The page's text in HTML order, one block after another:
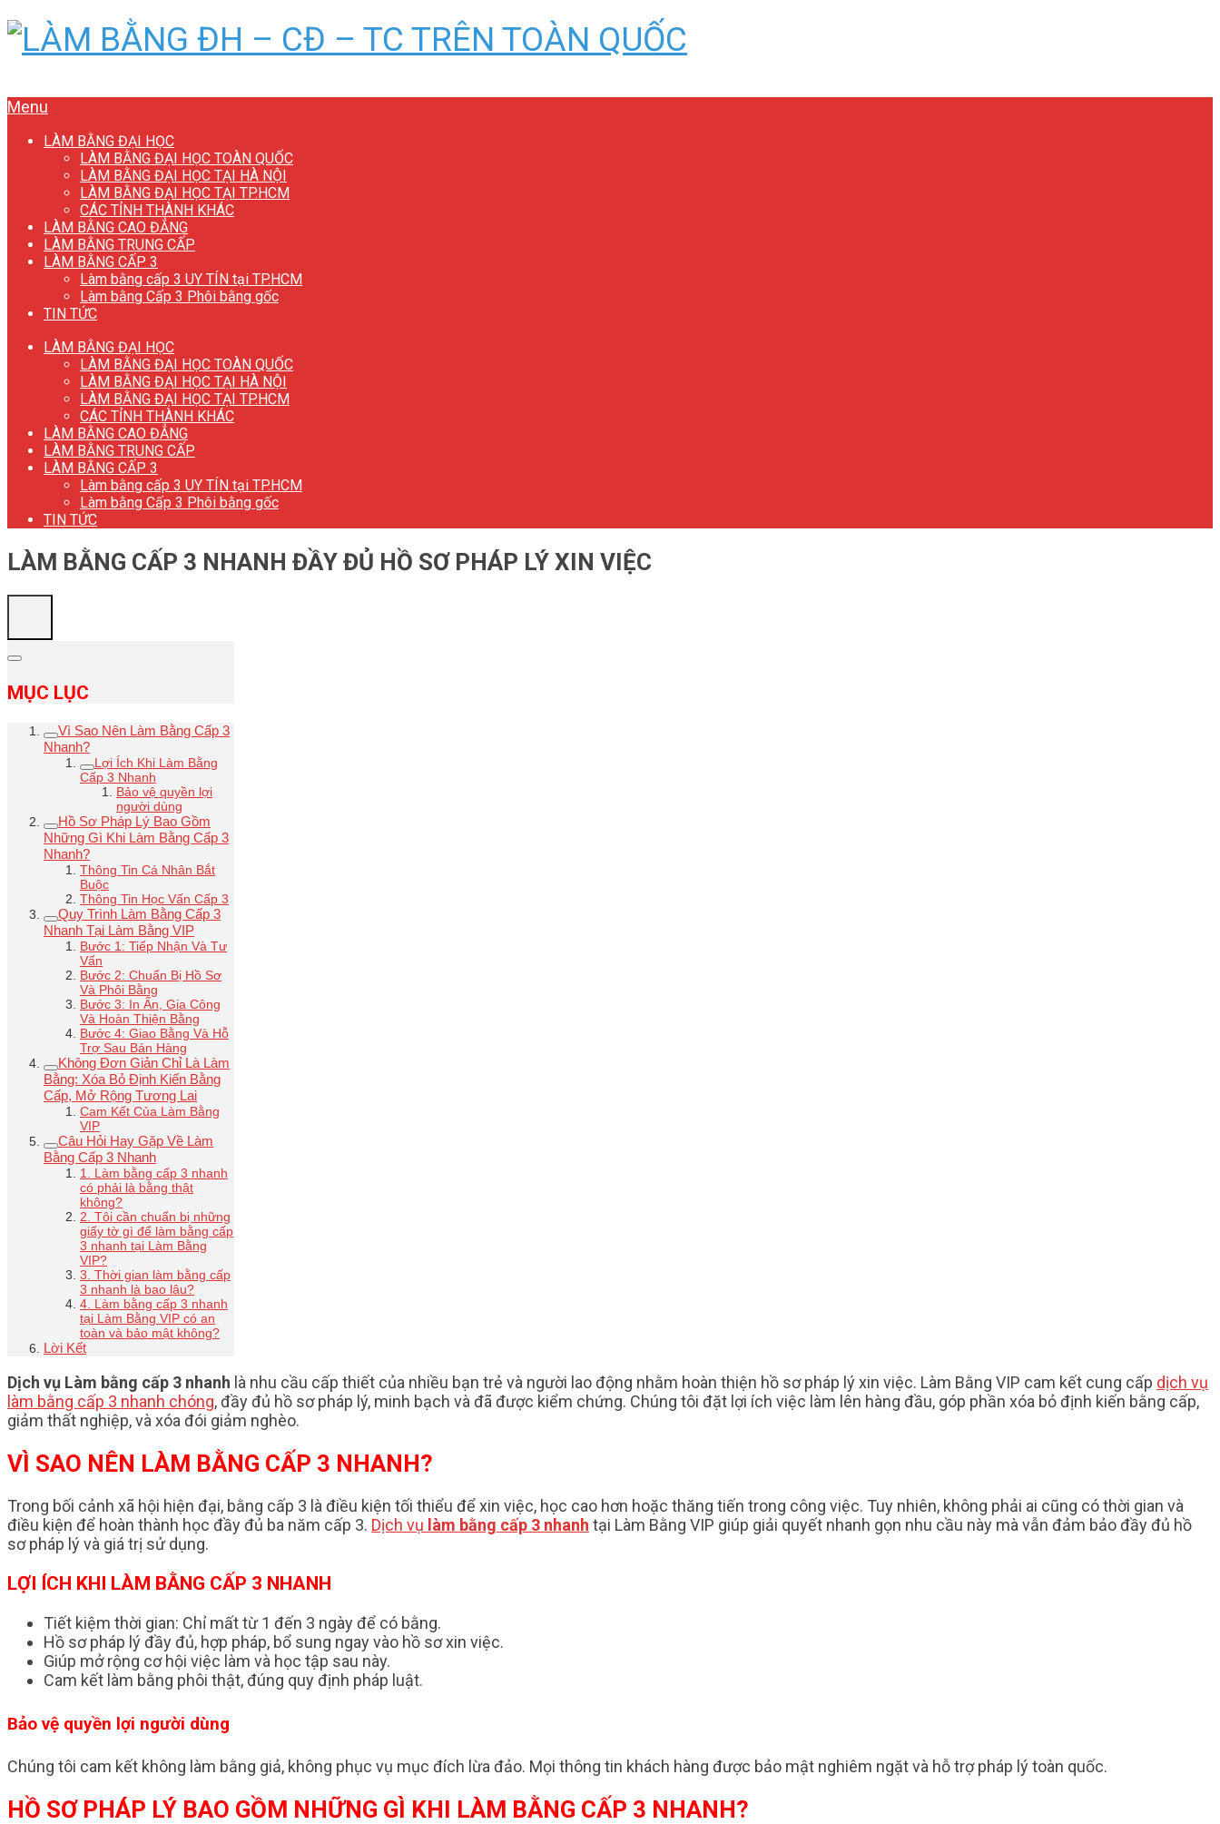
Menu
LÀM BẰNG ĐẠI HỌC
LÀM BẰNG ĐẠI HỌC TOÀN QUỐC
LÀM BẰNG ĐẠI HỌC TẠI HÀ NỘI
LÀM BẰNG ĐẠI HỌC TẠI TP.HCM
CÁC TỈNH THÀNH KHÁC
LÀM BẰNG CAO ĐẲNG
LÀM BẰNG TRUNG CẤP
LÀM BẰNG CẤP 3
Làm bằng cấp 3 UY TÍN tại TP.HCM
Làm bằng Cấp 3 Phôi bằng gốc
TIN TỨC
LÀM BẰNG ĐẠI HỌC
LÀM BẰNG ĐẠI HỌC TOÀN QUỐC
LÀM BẰNG ĐẠI HỌC TẠI HÀ NỘI
LÀM BẰNG ĐẠI HỌC TẠI TP.HCM
CÁC TỈNH THÀNH KHÁC
LÀM BẰNG CAO ĐẲNG
LÀM BẰNG TRUNG CẤP
LÀM BẰNG CẤP 3
Làm bằng cấp 3 UY TÍN tại TP.HCM
Làm bằng Cấp 3 Phôi bằng gốc
TIN TỨC
LÀM BẰNG CẤP 3 NHANH ĐẦY ĐỦ HỒ SƠ PHÁP LÝ XIN VIỆC
MỤC LỤC
Vì Sao Nên Làm Bằng Cấp 3
Nhanh?
Lợi Ích Khi Làm Bằng
Cấp 3 Nhanh
Bảo vệ quyền lợi
người dùng
Hồ Sơ Pháp Lý Bao Gồm
Những Gì Khi Làm Bằng Cấp 3
Nhanh?
Thông Tin Cá Nhân Bắt
Buộc
Thông Tin Học Vấn Cấp 3
Quy Trình Làm Bằng Cấp 3
Nhanh Tại Làm Bằng VIP
Bước 1: Tiếp Nhận Và Tư
Vấn
Bước 2: Chuẩn Bị Hồ Sơ
Và Phôi Bằng
Bước 3: In Ấn, Gia Công
Và Hoàn Thiện Bằng
Bước 4: Giao Bằng Và Hỗ
Trợ Sau Bán Hàng
Không Đơn Giản Chỉ Là Làm
Bằng: Xóa Bỏ Định Kiến Bằng
Cấp, Mở Rộng Tương Lai
Cam Kết Của Làm Bằng
VIP
Câu Hỏi Hay Gặp Về Làm
Bằng Cấp 3 Nhanh
1. Làm bằng cấp 3 nhanh
có phải là bằng thật
không?
2. Tôi cần chuẩn bị những
giấy tờ gì để làm bằng cấp
3 nhanh tại Làm Bằng
VIP?
3. Thời gian làm bằng cấp
3 nhanh là bao lâu?
4. Làm bằng cấp 3 nhanh
tại Làm Bằng VIP có an
toàn và bảo mật không?
Lời Kết
Dịch vụ Làm bằng cấp 3 nhanh là nhu cầu cấp thiết của nhiều bạn trẻ và người lao động nhằm hoàn thiện hồ sơ pháp lý xin việc. Làm Bằng VIP cam kết cung cấp dịch vụ
làm bằng cấp 3 nhanh chóng, đầy đủ hồ sơ pháp lý, minh bạch và đã được kiểm chứng. Chúng tôi đặt lợi ích việc làm lên hàng đầu, góp phần xóa bỏ định kiến bằng cấp,
giảm thất nghiệp, và xóa đói giảm nghèo.
VÌ SAO NÊN LÀM BẰNG CẤP 3 NHANH?
Trong bối cảnh xã hội hiện đại, bằng cấp 3 là điều kiện tối thiểu để xin việc, học cao hơn hoặc thăng tiến trong công việc. Tuy nhiên, không phải ai cũng có thời gian và
điều kiện để hoàn thành học đầy đủ ba năm cấp 3. Dịch vụ làm bằng cấp 3 nhanh tại Làm Bằng VIP giúp giải quyết nhanh gọn nhu cầu này mà vẫn đảm bảo đầy đủ hồ
sơ pháp lý và giá trị sử dụng.
LỢI ÍCH KHI LÀM BẰNG CẤP 3 NHANH
Tiết kiệm thời gian: Chỉ mất từ 1 đến 3 ngày để có bằng.
Hồ sơ pháp lý đầy đủ, hợp pháp, bổ sung ngay vào hồ sơ xin việc.
Giúp mở rộng cơ hội việc làm và học tập sau này.
Cam kết làm bằng phôi thật, đúng quy định pháp luật.
Bảo vệ quyền lợi người dùng
Chúng tôi cam kết không làm bằng giả, không phục vụ mục đích lừa đảo. Mọi thông tin khách hàng được bảo mật nghiêm ngặt và hỗ trợ pháp lý toàn quốc.
HỒ SƠ PHÁP LÝ BAO GỒM NHỮNG GÌ KHI LÀM BẰNG CẤP 3 NHANH?